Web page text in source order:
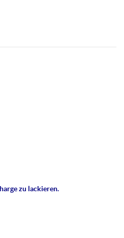
zu lackieren.